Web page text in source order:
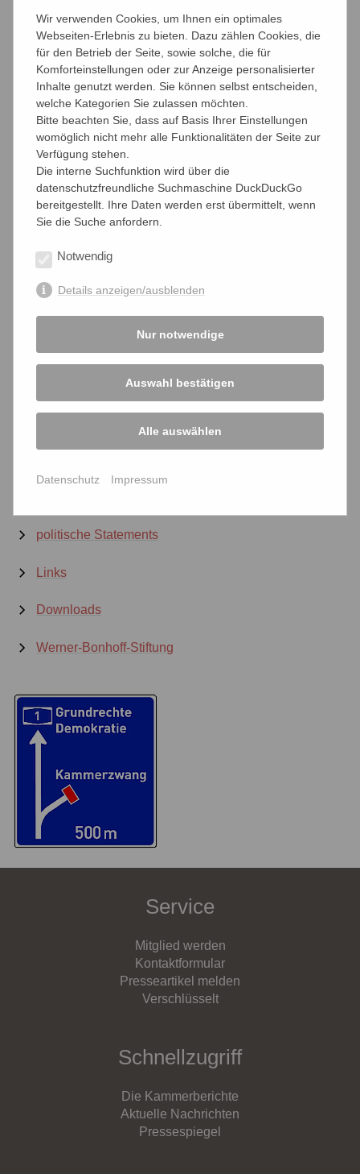
02.05.2022
teilen teilen teilen
Aktuelle Nachrichten
2017 2016 2015 2014 2013 2012
2011 2010
politische Statements
Links
Downloads
Werner-Bonhoff-Stiftung
Service
Mitglied werden
Kontaktformular
Presseartikel melden
Verschlüsselt
Schnellzugriff
Die Kammerberichte
Aktuelle Nachrichten
Pressespiegel
Wir verwenden Cookies, um Ihnen ein optimales
Webseiten-Erlebnis zu bieten. Dazu zählen Cookies, die
für den Betrieb der Seite, sowie solche, die für
Komforteinstellungen oder zur Anzeige personalisierter
Inhalte genutzt werden. Sie können selbst entscheiden,
welche Kategorien Sie zulassen möchten.
Bitte beachten Sie, dass auf Basis Ihrer Einstellungen
womöglich nicht mehr alle Funktionalitäten der Seite zur
Verfügung stehen.
Die interne Suchfunktion wird über die
datenschutzfreundliche Suchmaschine DuckDuckGo
bereitgestellt. Ihre Daten werden erst übermittelt, wenn
Sie die Suche anfordern.
Notwendig
Details anzeigen/ausblenden
Nur notwendige
Auswahl bestätigen
Alle auswählen
Datenschutz Impressum